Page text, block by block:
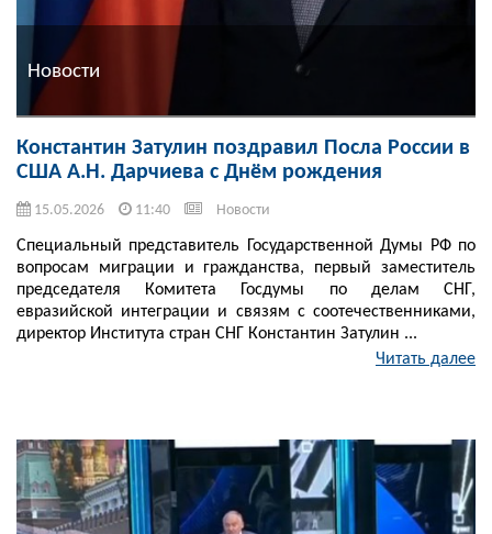
Новости
Константин Затулин поздравил Посла России в
США А.Н. Дарчиева с Днём рождения
15.05.2026 11:40 Новости
Специальный представитель Государственной Думы РФ по
вопросам миграции и гражданства, первый заместитель
председателя Комитета Госдумы по делам СНГ,
евразийской интеграции и связям с соотечественниками,
директор Института стран СНГ Константин Затулин ...
Читать далее